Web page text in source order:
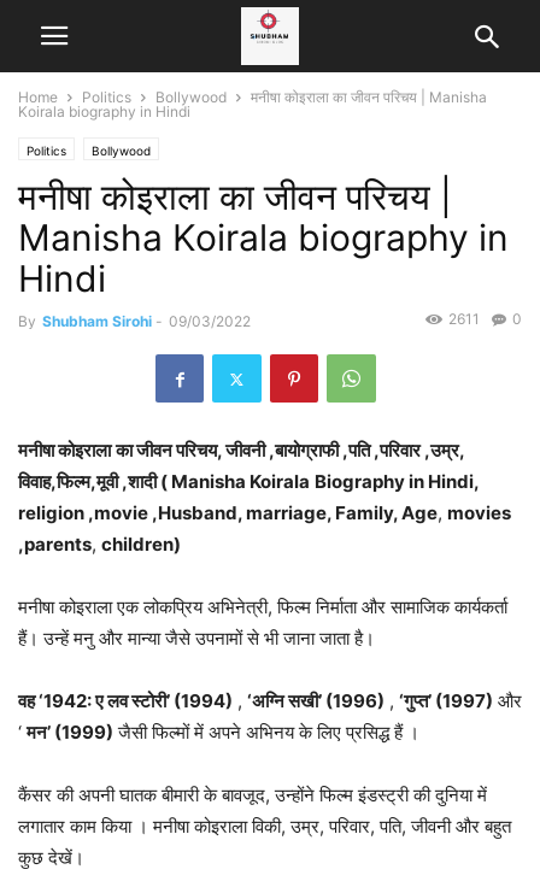
Home Politics Bollywood
मनीषा कोइराला का जीवन परिचय | Manisha
Koirala biography in Hindi
Politics Bollywood
मनीषा कोइराला का जीवन परिचय |
Manisha Koirala biography in
Hindi
By Shubham Sirohi - 09/03/2022 0
2611
मनीषा कोइराला का जीवन परिचय, जीवनी ,बायोग्राफी ,पति ,परिवार ,उम्र,
विवाह,फिल्म,मूवी ,शादी ( Manisha Koirala Biography in Hindi,
religion ,movie ,Husband, marriage, Family, Age, movies
,parents, children)
मनीषा कोइराला एक लोकप्रिय अभिनेत्री, फिल्म निर्माता और सामाजिक कार्यकर्ता
हैं। उन्हें मनु और मान्या जैसे उपनामों से भी जाना जाता है।
वह ‘1942: ए लव स्टोरी’ (1994) , ‘अग्नि सखी’ (1996) , ‘गुप्त’ (1997) और
‘मन’ (1999) जैसी फिल्मों में अपने अभिनय के लिए प्रसिद्ध हैं ।
कैंसर की अपनी घातक बीमारी के बावजूद, उन्होंने फिल्म इंडस्ट्री की दुनिया में
लगातार काम किया । मनीषा कोइराला विकी, उम्र, परिवार, पति, जीवनी और बहुत
कुछ देखें।